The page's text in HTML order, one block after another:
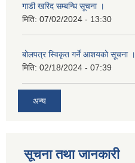
गाडी खरिद सम्बन्धि सूचना ।
मिति: 07/02/2024 - 13:30
बोलपत्र स्विकृत गर्ने आशयको सूचना ।
मिति: 02/18/2024 - 07:39
अन्य
सूचना तथा जानकारी